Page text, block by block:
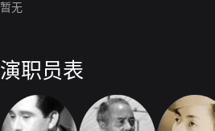
暂无
演职员表